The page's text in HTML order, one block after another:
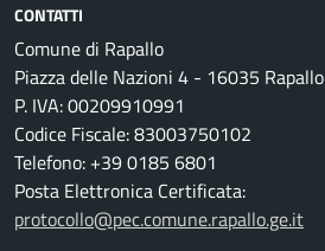
CONTATTI
Comune di Rapallo
Piazza delle Nazioni 4 - 16035 Rapallo
P. IVA: 00209910991
Codice Fiscale: 83003750102
Telefono: +39 0185 6801
Posta Elettronica Certificata:
protocollo@pec.comune.rapallo.ge.it